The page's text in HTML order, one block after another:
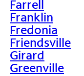
Farrell
Franklin
Fredonia
Friendsville
Girard
Greenville